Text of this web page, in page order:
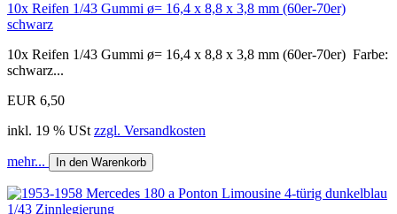
10x Reifen 1/43 Gummi ø= 16,4 x 8,8 x 3,8 mm (60er-70er)
schwarz
10x Reifen 1/43 Gummi ø= 16,4 x 8,8 x 3,8 mm (60er-70er) Farbe:
schwarz...
EUR 6,50
inkl. 19 % USt zzgl. Versandkosten
mehr... In den Warenkorb